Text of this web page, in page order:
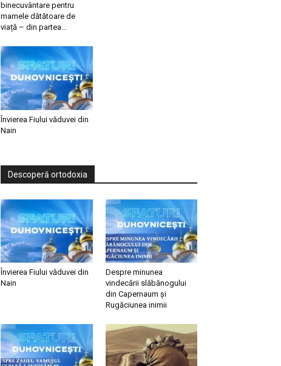
binecuvântare pentru
mamele dătătoare de
viață – din partea...
Învierea Fiului văduvei din
Nain
Descoperă ortodoxia
Învierea Fiului văduvei din
Nain
Despre minunea
vindecării slăbănogului
din Capernaum și
Rugăciunea inimii